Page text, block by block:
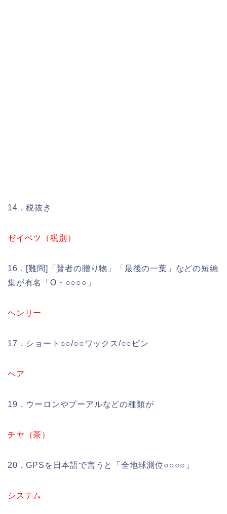
14．税抜き
ゼイベツ（税別）
16．[難問]「賢者の贈り物」「最後の一葉」などの短編
集が有名「O・○○○○」
ヘンリー
17．ショート○○/○○ワックス/○○ピン
ヘア
19．ウーロンやプーアルなどの種類が
チヤ（茶）
20．GPSを日本語で言うと「全地球測位○○○○」
システム